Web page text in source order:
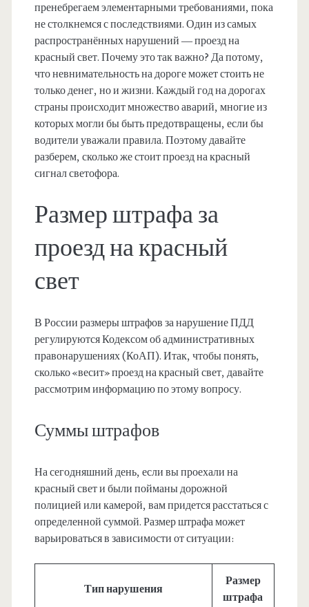
пренебрегаем элементарными требованиями, пока
не столкнемся с последствиями. Один из самых
распространённых нарушений — проезд на
красный свет. Почему это так важно? Да потому,
что невнимательность на дороге может стоить не
только денег, но и жизни. Каждый год на дорогах
страны происходит множество аварий, многие из
которых могли бы быть предотвращены, если бы
водители уважали правила. Поэтому давайте
разберем, сколько же стоит проезд на красный
сигнал светофора.
Размер штрафа за
проезд на красный
свет
В России размеры штрафов за нарушение ПДД
регулируются Кодексом об административных
правонарушениях (КоАП). Итак, чтобы понять,
сколько «весит» проезд на красный свет, давайте
рассмотрим информацию по этому вопросу.
Суммы штрафов
На сегодняшний день, если вы проехали на
красный свет и были пойманы дорожной
полицией или камерой, вам придется расстаться с
определенной суммой. Размер штрафа может
варьироваться в зависимости от ситуации:
Тип нарушения
Размер
штрафа